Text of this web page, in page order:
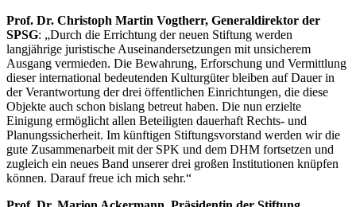
Prof. Dr. Christoph Martin Vogtherr, Generaldirektor der
SPSG: „Durch die Errichtung der neuen Stiftung werden
langjährige juristische Auseinandersetzungen mit unsicherem
Ausgang vermieden. Die Bewahrung, Erforschung und Vermittlung
dieser international bedeutenden Kulturgüter bleiben auf Dauer in
der Verantwortung der drei öffentlichen Einrichtungen, die diese
Objekte auch schon bislang betreut haben. Die nun erzielte
Einigung ermöglicht allen Beteiligten dauerhaft Rechts- und
Planungssicherheit. Im künftigen Stiftungsvorstand werden wir die
gute Zusammenarbeit mit der SPK und dem DHM fortsetzen und
zugleich ein neues Band unserer drei großen Institutionen knüpfen
können. Darauf freue ich mich sehr.“